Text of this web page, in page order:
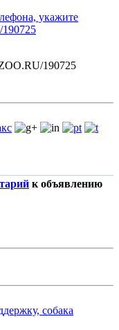
укажите
190725
к объявлению
собака